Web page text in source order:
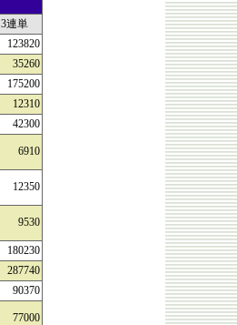
3連単
123820
35260
175200
12310
42300
6910
12350
9530
180230
287740
90370
77000